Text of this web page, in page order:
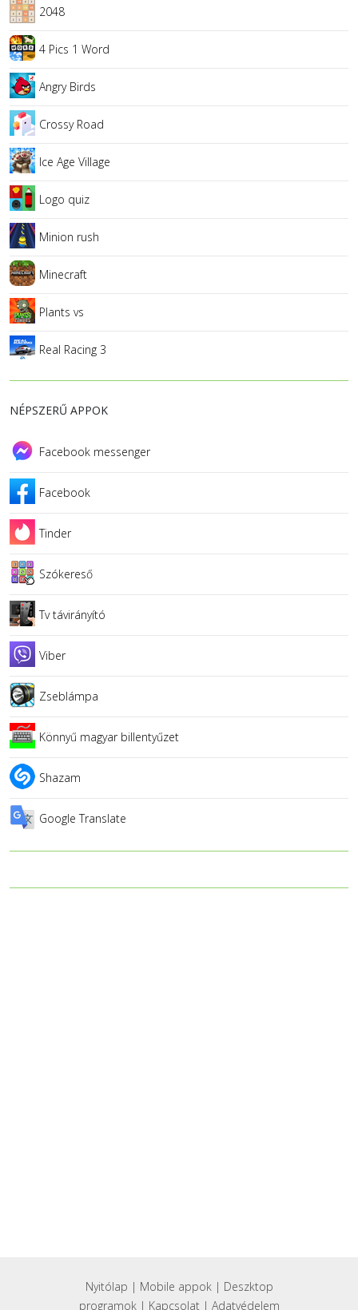
2048
4 Pics 1 Word
Angry Birds
Crossy Road
Ice Age Village
Logo quiz
Minion rush
Minecraft
Plants vs
Real Racing 3
NÉPSZERŰ APPOK
Facebook messenger
Facebook
Tinder
Szókereső
Tv távirányító
Viber
Zseblámpa
Könnyű magyar billentyűzet
Shazam
Google Translate
Nyitólap | Mobile appok| Deszktop
programok| Kapcsolat| Adatvédelem